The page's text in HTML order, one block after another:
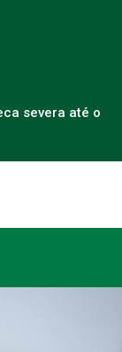
severa até o